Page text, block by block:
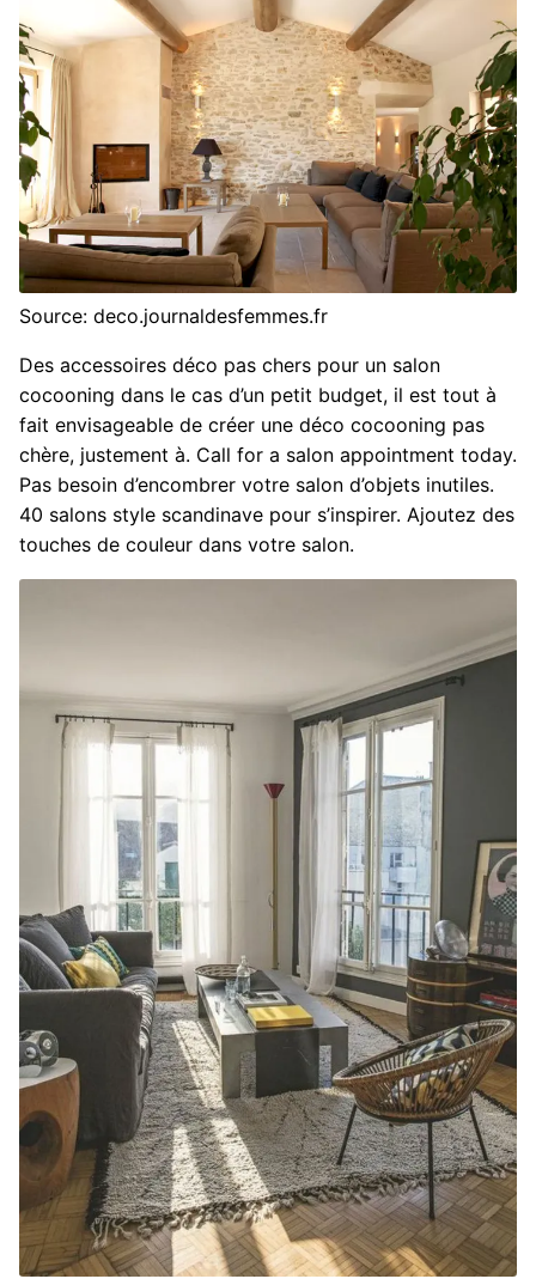
Source: deco.journaldesfemmes.fr
Des accessoires déco pas chers pour un salon
cocooning dans le cas d’un petit budget, il est tout à
fait envisageable de créer une déco cocooning pas
chère, justement à. Call for a salon appointment today.
Pas besoin d’encombrer votre salon d’objets inutiles.
40 salons style scandinave pour s’inspirer. Ajoutez des
touches de couleur dans votre salon.